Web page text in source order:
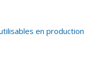
en production